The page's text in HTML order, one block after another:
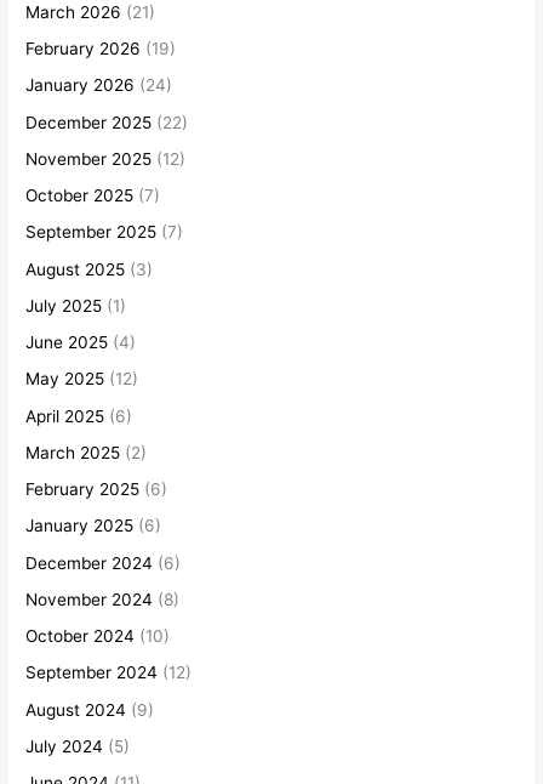
March 2026 (21)
February 2026 (19)
January 2026 (24)
December 2025 (22)
November 2025 (12)
October 2025 (7)
September 2025 (7)
August 2025 (3)
July 2025 (1)
June 2025 (4)
May 2025 (12)
April 2025 (6)
March 2025 (2)
February 2025 (6)
January 2025 (6)
December 2024 (6)
November 2024 (8)
October 2024 (10)
September 2024 (12)
August 2024 (9)
July 2024 (5)